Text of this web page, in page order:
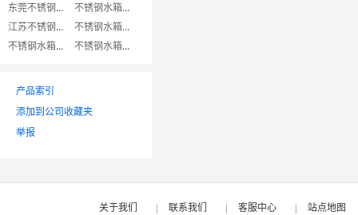
东莞不锈钢水箱
不锈钢水箱设备
江苏不锈钢水箱
不锈钢水箱方形
不锈钢水箱容器
不锈钢水箱水塔
产品索引
添加到公司收藏夹
举报
关于我们 | 联系我们 | 客服中心 |
站点地图